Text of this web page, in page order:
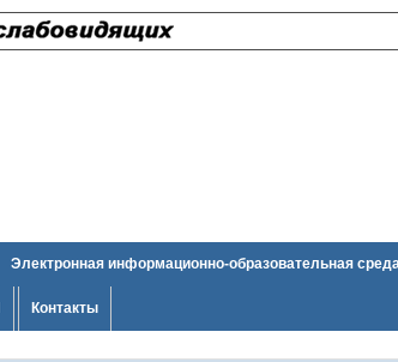
Электронная информационно-образовательная
Контакты